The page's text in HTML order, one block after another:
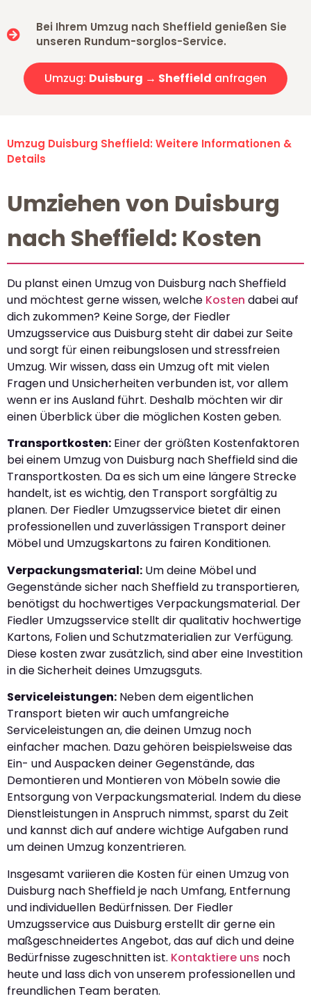
Bei Ihrem Umzug nach Sheffield genießen Sie
unseren Rundum-sorglos-Service.
Umzug: Duisburg → Sheffield anfragen
Umzug Duisburg Sheffield: Weitere Informationen &
Details
Umziehen von Duisburg
nach Sheffield: Kosten
Du planst einen Umzug von Duisburg nach Sheffield
und möchtest gerne wissen, welche Kosten dabei auf
dich zukommen? Keine Sorge, der Fiedler
Umzugsservice aus Duisburg steht dir dabei zur Seite
und sorgt für einen reibungslosen und stressfreien
Umzug. Wir wissen, dass ein Umzug oft mit vielen
Fragen und Unsicherheiten verbunden ist, vor allem
wenn er ins Ausland führt. Deshalb möchten wir dir
einen Überblick über die möglichen Kosten geben.
Transportkosten: Einer der größten Kostenfaktoren
bei einem Umzug von Duisburg nach Sheffield sind die
Transportkosten. Da es sich um eine längere Strecke
handelt, ist es wichtig, den Transport sorgfältig zu
planen. Der Fiedler Umzugsservice bietet dir einen
professionellen und zuverlässigen Transport deiner
Möbel und Umzugskartons zu fairen Konditionen.
Verpackungsmaterial: Um deine Möbel und
Gegenstände sicher nach Sheffield zu transportieren,
benötigst du hochwertiges Verpackungsmaterial. Der
Fiedler Umzugsservice stellt dir qualitativ hochwertige
Kartons, Folien und Schutzmaterialien zur Verfügung.
Diese kosten zwar zusätzlich, sind aber eine Investition
in die Sicherheit deines Umzugsguts.
Serviceleistungen: Neben dem eigentlichen
Transport bieten wir auch umfangreiche
Serviceleistungen an, die deinen Umzug noch
einfacher machen. Dazu gehören beispielsweise das
Ein- und Auspacken deiner Gegenstände, das
Demontieren und Montieren von Möbeln sowie die
Entsorgung von Verpackungsmaterial. Indem du diese
Dienstleistungen in Anspruch nimmst, sparst du Zeit
und kannst dich auf andere wichtige Aufgaben rund
um deinen Umzug konzentrieren.
Insgesamt variieren die Kosten für einen Umzug von
Duisburg nach Sheffield je nach Umfang, Entfernung
und individuellen Bedürfnissen. Der Fiedler
Umzugsservice aus Duisburg erstellt dir gerne ein
maßgeschneidertes Angebot, das auf dich und deine
Bedürfnisse zugeschnitten ist. Kontaktiere uns noch
heute und lass dich von unserem professionellen und
freundlichen Team beraten.